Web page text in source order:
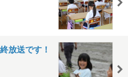
放送です！